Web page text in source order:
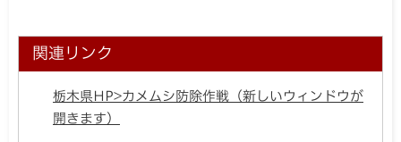
関連リンク
栃木県HP>カメムシ防除作戦（新しいウィンドウが
開きます）